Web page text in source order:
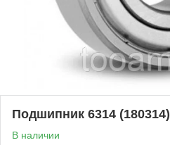
Подшипник 6314 (180314)
В наличии